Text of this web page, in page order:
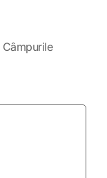
Câmpurile